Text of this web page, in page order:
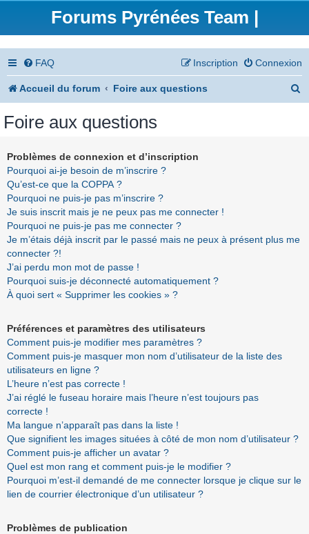
Forums Pyrénées Team |
FAQ Connexion
Inscription
Accueil du forum Foire aux questions
Foire aux questions
Problèmes de connexion et d’inscription
Pourquoi ai-je besoin de m’inscrire ?
Qu’est-ce que la COPPA ?
Pourquoi ne puis-je pas m’inscrire ?
Je suis inscrit mais je ne peux pas me connecter !
Pourquoi ne puis-je pas me connecter ?
Je m’étais déjà inscrit par le passé mais ne peux à présent plus me
connecter ?!
J’ai perdu mon mot de passe !
Pourquoi suis-je déconnecté automatiquement ?
À quoi sert « Supprimer les cookies » ?
Préférences et paramètres des utilisateurs
Comment puis-je modifier mes paramètres ?
Comment puis-je masquer mon nom d’utilisateur de la liste des
utilisateurs en ligne ?
L’heure n’est pas correcte !
J’ai réglé le fuseau horaire mais l’heure n’est toujours pas
correcte !
Ma langue n’apparaît pas dans la liste !
Que signifient les images situées à côté de mon nom d’utilisateur ?
Comment puis-je afficher un avatar ?
Quel est mon rang et comment puis-je le modifier ?
Pourquoi m’est-il demandé de me connecter lorsque je clique sur le
lien de courrier électronique d’un utilisateur ?
Problèmes de publication